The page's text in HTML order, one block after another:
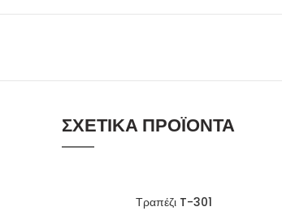
ΣΧΕΤΙΚΆ ΠΡΟΪΌΝΤΑ
Τραπέζι T-301